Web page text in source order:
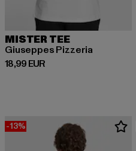
MISTER TEE
Giuseppes Pizzeria
18,99 EUR
Derzeitiger Preis: 18,99 EUR
-13%